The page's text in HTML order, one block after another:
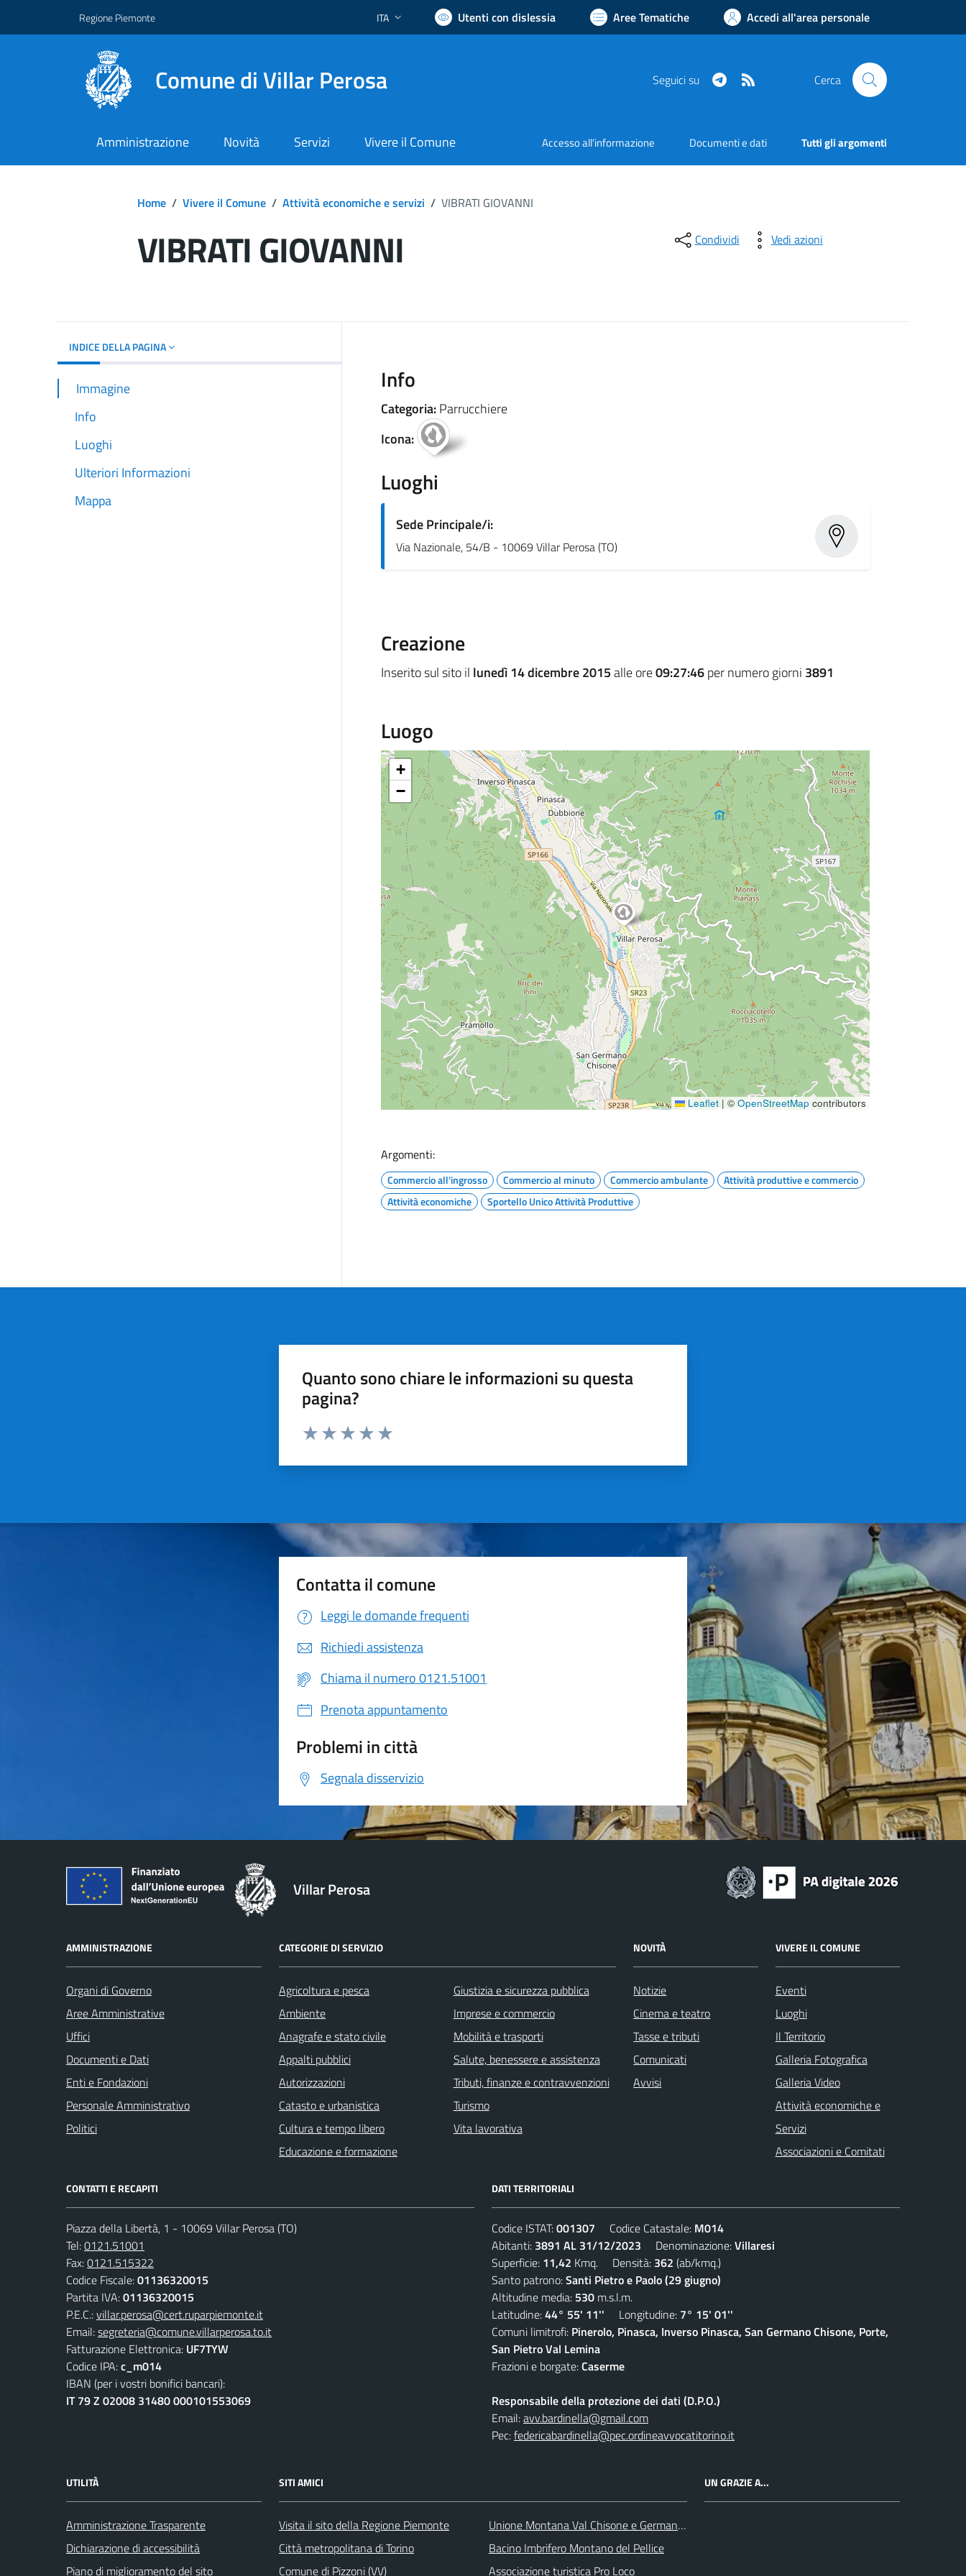
Regione Piemonte Lingua attiva:
ITA Utenti con dislessia Aree Tematiche Accedi all'area personale
Comune di Villar Perosa Seguici su Telegram Cerca
Amministrazione Novità Servizi Vivere il Comune Accesso all'informazione Documenti e dati Tutti gli argomenti
Home / Vivere il Comune / Attività economiche e servizi / VIBRATI GIOVANNI
VIBRATI GIOVANNI Condividi Vedi azioni
INDICE DELLA PAGINA
Immagine
Info
Luoghi
Ulteriori Informazioni
Mappa
Info
Categoria:Parrucchiere
Icona:
Luoghi
Sede Principale/i:
Via Nazionale, 54/B - 10069 Villar Perosa (TO)
Creazione
Inserito sul sito il lunedì 14 dicembre 2015alle ore09:27:46per numero giorni 3891
Luogo
+
−
Leaflet | © OpenStreetMap contributors
Argomenti:
Commercio all'ingrosso Commercio al minuto Commercio ambulante
Attività produttive e commercio
Attività economiche
Sportello Unico Attività Produttive
Quanto sono chiare le informazioni su questa
pagina?
Valuta da 1 a 5 stelle la pagina
Contatta il comune
Leggi le domande frequenti
Richiedi assistenza
Chiama il numero 0121.51001
Prenota appuntamento
Problemi in città
Segnala disservizio
Villar Perosa
AMMINISTRAZIONE
Organi di Governo
Aree Amministrative
Uffici
Documenti e Dati
Enti e Fondazioni
Personale Amministrativo
Politici
CATEGORIE DI SERVIZIO
Agricoltura e pesca
Ambiente
Anagrafe e stato civile
Appalti pubblici
Autorizzazioni
Catasto e urbanistica
Cultura e tempo libero
Educazione e formazione
Giustizia e sicurezza pubblica
Imprese e commercio
Mobilità e trasporti
Salute, benessere e assistenza
Tributi, finanze e contravvenzioni
Turismo
Vita lavorativa
NOVITÀ
Notizie
Cinema e teatro
Tasse e tributi
Comunicati
Avvisi
VIVERE IL COMUNE
Eventi
Luoghi
Il Territorio
Galleria Fotografica
Galleria Video
Attività economiche e
Servizi
Associazioni e Comitati
CONTATTI E RECAPITI
Piazza della Libertà, 1 - 10069 Villar Perosa (TO)
Tel:0121.51001
Fax:0121.515322
Codice Fiscale:01136320015
Partita IVA:01136320015
P.E.C.:villar.perosa@cert.ruparpiemonte.it
Email:segreteria@comune.villarperosa.to.it
Fatturazione Elettronica: UF7TYW
Codice IPA:c_m014
IBAN (per i vostri bonifici bancari):
IT 79 Z 02008 31480 000101553069
DATI TERRITORIALI
Codice ISTAT:001307 Codice Catastale: M014
Abitanti: 3891 AL 31/12/2023 Denominazione:Villaresi
Superficie: 11,42 Kmq. Densità: 362 (ab/kmq.)
Santo patrono:Santi Pietro e Paolo (29 giugno)
Altitudine media: 530 m.s.l.m.
Latitudine:44° 55' 11'' Longitudine: 7° 15' 01''
Comuni limitrofi: Pinerolo, Pinasca, Inverso Pinasca, San Germano Chisone, Porte,
San Pietro Val Lemina
Frazioni e borgate:Caserme
Responsabile della protezione dei dati (D.P.O.)
Email:avv.bardinella@gmail.com
Pec:federicabardinella@pec.ordineavvocatitorino.it
UTILITÀ
Amministrazione Trasparente
Dichiarazione di accessibilità
Piano di miglioramento del sito
SITI AMICI
Visita il sito della Regione Piemonte
Città metropolitana di Torino
Comune di Pizzoni (VV)
Unione Montana Val Chisone e Germanasca
Bacino Imbrifero Montano del Pellice
Associazione turistica Pro Loco
UN GRAZIE A...